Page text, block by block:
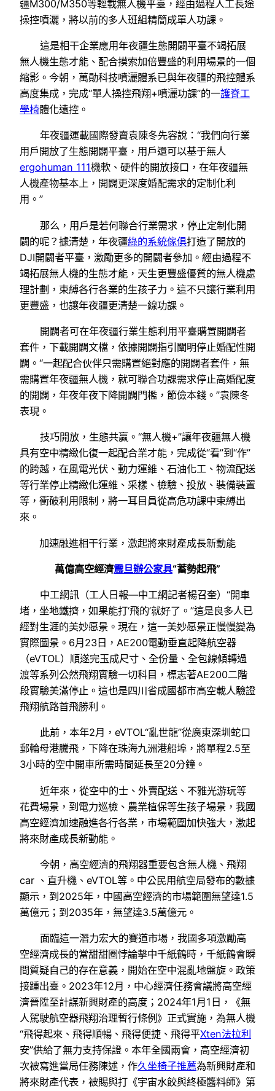
疆M300/M350等輕載無人機平臺，經由過程人工長途
操控噴灑，將以前的多人班組精簡成單人功課。
這是相干企業應用年夜疆生態開闢平臺不竭拓展
無人機生態才能、配合摸索加倍豐盛的利用場景的一個
縮影。今朝，萬勛科技噴灑體系已與年夜疆的飛控體系
高度集成，完成“單人操控飛翔+噴灑功課”的一護脊工
學椅體化遠控。
年夜疆運載國際發賣袁陳冬先容說：“我們向行業
用戶開放了生態開闢平臺，用戶還可以基于無人
ergohuman 111機軟、硬件的開放接口，在年夜疆無
人機產物基本上，開闢更深度婚配需求的定制化利
用。”
那么，用戶是若何聯合行業需求，停止定制化開
闢的呢？據清楚，年夜疆綠的系統傢俱打造了開放的
DJI開闢者平臺，激勵更多的開闢者參加。經由過程不
竭拓展無人機的生態才能，天生更豐盛優質的無人機處
理計劃，束縛各行各業的生孩子力。這不只讓行業利用
更豐盛，也讓年夜疆更清楚一線功課。
開闢者可在年夜疆行業生態利用平臺購置開闢者
套件，下載開闢文檔，依據開闢指引闡明停止婚配性開
闢。“一起配合伙伴只需購置絕對應的開闢者套件，無
需購置年夜疆無人機，就可聯合功課需求停止高婚配度
的開闢，年夜年夜下降開闢門檻，節儉本錢。”袁陳冬
表現。
技巧開放，生態共贏。“無人機+”讓年夜疆無人機
具有空中精緻化復一起配合業才能，完成從“看”到“作”
的跨越，在風電光伏、動力運維、石油化工、物流配送
等行業停止精緻化運維、采樣、檢驗、投放、裝備裝置
等，衝破利用限制，將一耳目員從高危功課中束縛出
來。
加速融進相干行業，激起將來財產成長新動能
萬億高空經濟震旦辦公家具“蓄勢起飛”
中工網訊（工人日報—中工網記者楊召奎）“開車
堵，坐地鐵擠，如果能打‘飛的’就好了。”這是良多人已
經對生涯的美妙愿景。現在，這一美妙愿景正慢慢變為
實際圖景。6月23日，AE200電動垂直起降航空器
（eVTOL）順遂完玉成尺寸、全份量、全包線傾轉過
渡等系列公然飛翔實驗一切科目，標志著AE200二階
段實驗美滿停止。這也是四川省成國都市高空載人驗證
飛翔航路首飛勝利。
此前，本年2月，eVTOL“亂世龍”從廣東深圳蛇口
郵輪母港騰飛，下降在珠海九洲港船埠，將單程2.5至
3小時的空中開車所需時間延長至20分鐘。
近年來，從空中的士、外賣配送、不雅光游玩等
花費場景，到電力巡檢、農業植保等生孩子場景，我國
高空經濟加速融進各行各業，市場範圍加快強大，激起
將來財產成長新動能。
今朝，高空經濟的飛翔器重要包含無人機、飛翔
car 、直升機、eVTOL等。中公民用航空局發布的數據
顯示，到2025年，中國高空經濟的市場範圍無望達1.5
萬億元；到2035年，無望達3.5萬億元。
面臨這一潛力宏大的賽道市場，我國多項激勵高
空經濟成長的當甜甜圈悖論擊中千紙鶴時，千紙鶴會瞬
間質疑自己的存在意義，開始在空中混亂地盤旋。政策
接踵出臺。2023年12月，中心經濟任務會議將高空經
濟晉陞至計謀新興財產的高度；2024年1月1日，《無
人駕駛航空器飛翔治理暫行條例》正式實施，為無人機
“飛得起來、飛得順暢、飛得便捷、飛得平Xten法拉利
安”供給了無力支持保證。本年全國兩會，高空經濟初
次被寫進當局任務陳述，作久坐椅子推薦為新興財產和
將來財產代表，被賜與打《宇宙水餃與終極醬料師》第